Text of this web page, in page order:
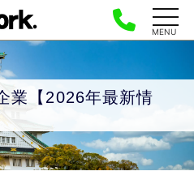
MENU
業【2026年最新情